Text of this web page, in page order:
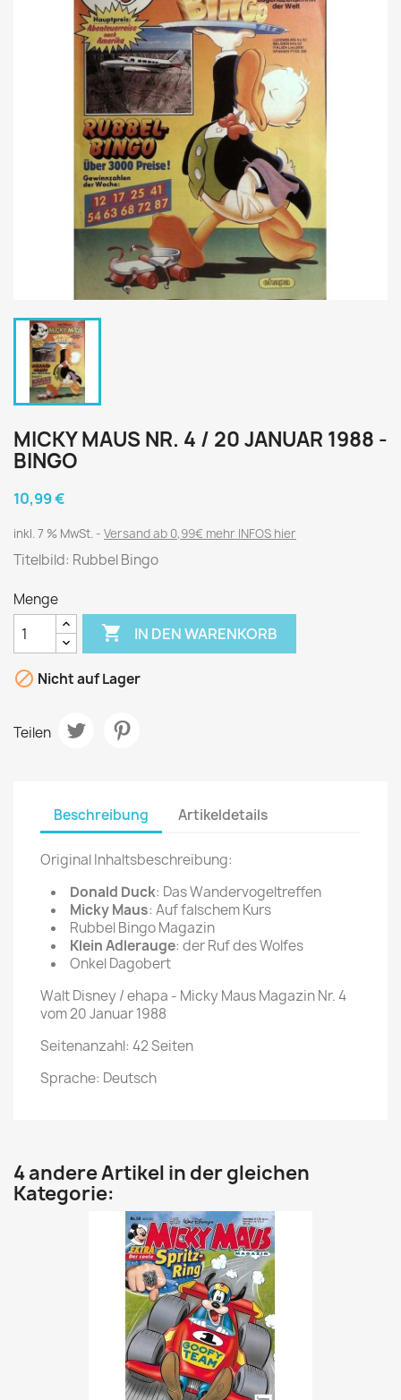
MICKY MAUS NR. 4 / 20 JANUAR 1988 -
BINGO
10,99 €
inkl. 7 % MwSt. Versand ab 0,99€ mehr INFOS hier
Titelbild: Rubbel Bingo
Menge
 IN DEN WARENKORB
 Nicht auf Lager
Teilen
Beschreibung Artikeldetails
Original Inhaltsbeschreibung:
Donald Duck: Das Wandervogeltreffen
Micky Maus: Auf falschem Kurs
Rubbel Bingo Magazin
Klein Adlerauge: der Ruf des Wolfes
Onkel Dagobert
Walt Disney / ehapa - Micky Maus Magazin Nr. 4
vom 20 Januar 1988
Seitenanzahl: 42 Seiten
Sprache: Deutsch
4 andere Artikel in der gleichen
Kategorie: